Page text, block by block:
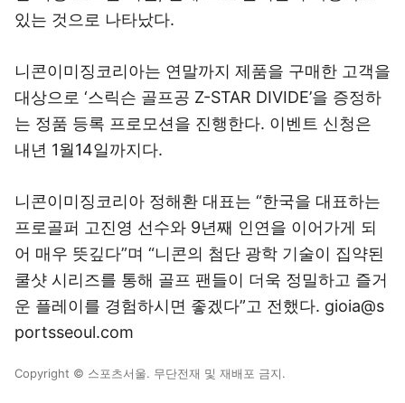
있는 것으로 나타났다.
니콘이미징코리아는 연말까지 제품을 구매한 고객을
대상으로 ‘스릭슨 골프공 Z-STAR DIVIDE’을 증정하
는 정품 등록 프로모션을 진행한다. 이벤트 신청은
내년 1월14일까지다.
니콘이미징코리아 정해환 대표는 “한국을 대표하는
프로골퍼 고진영 선수와 9년째 인연을 이어가게 되
어 매우 뜻깊다”며 “니콘의 첨단 광학 기술이 집약된
쿨샷 시리즈를 통해 골프 팬들이 더욱 정밀하고 즐거
운 플레이를 경험하시면 좋겠다”고 전했다. gioia@s
portsseoul.com
Copyright © 스포츠서울. 무단전재 및 재배포 금지.